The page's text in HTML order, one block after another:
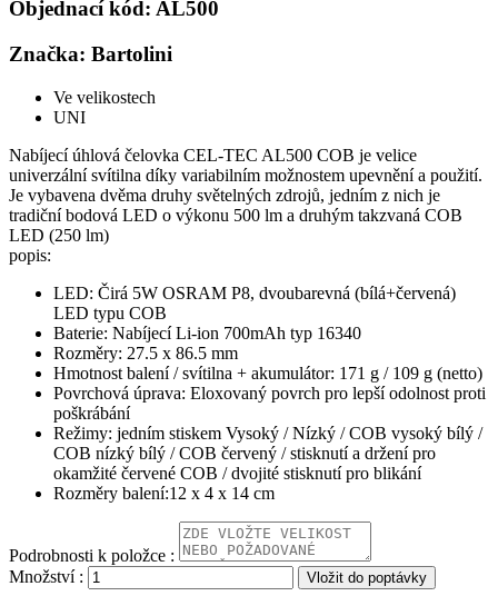
Objednací kód: AL500
Značka: Bartolini
Ve velikostech
UNI
Nabíjecí úhlová čelovka CEL-TEC AL500 COB je velice
univerzální svítilna díky variabilním možnostem upevnění a použití.
Je vybavena dvěma druhy světelných zdrojů, jedním z nich je
tradiční bodová LED o výkonu 500 lm a druhým takzvaná COB
LED (250 lm)
popis:
LED: Čirá 5W OSRAM P8, dvoubarevná (bílá+červená)
LED typu COB
Baterie: Nabíjecí Li-ion 700mAh typ 16340
Rozměry: 27.5 x 86.5 mm
Hmotnost balení / svítilna + akumulátor: 171 g / 109 g (netto)
Povrchová úprava: Eloxovaný povrch pro lepší odolnost proti
poškrábání
Režimy: jedním stiskem Vysoký / Nízký / COB vysoký bílý /
COB nízký bílý / COB červený / stisknutí a držení pro
okamžité červené COB / dvojité stisknutí pro blikání
Rozměry balení:12 x 4 x 14 cm
Podrobnosti k položce :
Množství :
Vložit do poptávky